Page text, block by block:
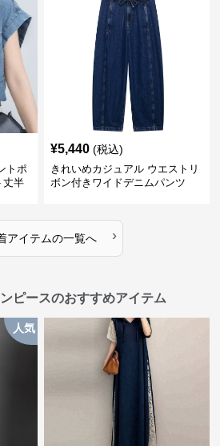
トポ
丈半
¥5,440 (税込)
きれいめカジュアル ウエストリ
ボン付きワイドデニムパンツ
アイテムの一覧へ ›
ピースのおすすめアイテム
人気